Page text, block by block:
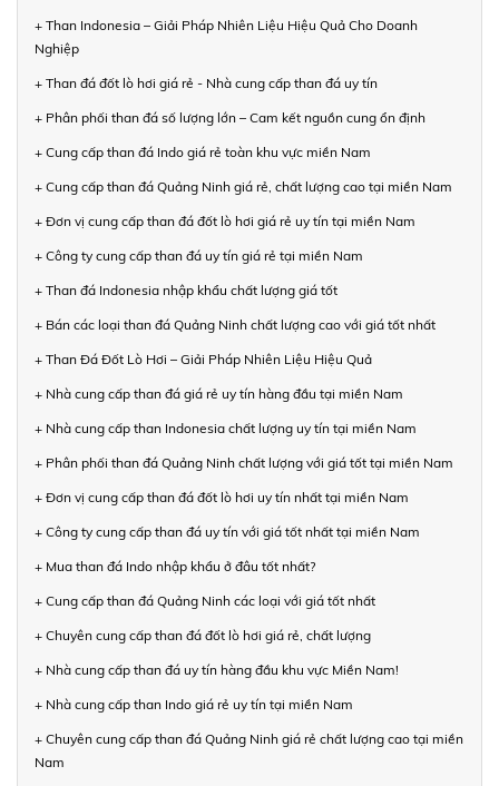
+ Than Indonesia – Giải Pháp Nhiên Liệu Hiệu Quả Cho Doanh
Nghiệp
+ Than đá đốt lò hơi giá rẻ - Nhà cung cấp than đá uy tín
+ Phân phối than đá số lượng lớn – Cam kết nguồn cung ổn định
+ Cung cấp than đá Indo giá rẻ toàn khu vực miền Nam
+ Cung cấp than đá Quảng Ninh giá rẻ, chất lượng cao tại miền Nam
+ Đơn vị cung cấp than đá đốt lò hơi giá rẻ uy tín tại miền Nam
+ Công ty cung cấp than đá uy tín giá rẻ tại miền Nam
+ Than đá Indonesia nhập khẩu chất lượng giá tốt
+ Bán các loại than đá Quảng Ninh chất lượng cao với giá tốt nhất
+ Than Đá Đốt Lò Hơi – Giải Pháp Nhiên Liệu Hiệu Quả
+ Nhà cung cấp than đá giá rẻ uy tín hàng đầu tại miền Nam
+ Nhà cung cấp than Indonesia chất lượng uy tín tại miền Nam
+ Phân phối than đá Quảng Ninh chất lượng với giá tốt tại miền Nam
+ Đơn vị cung cấp than đá đốt lò hơi uy tín nhất tại miền Nam
+ Công ty cung cấp than đá uy tín với giá tốt nhất tại miền Nam
+ Mua than đá Indo nhập khẩu ở đâu tốt nhất?
+ Cung cấp than đá Quảng Ninh các loại với giá tốt nhất
+ Chuyên cung cấp than đá đốt lò hơi giá rẻ, chất lượng
+ Nhà cung cấp than đá uy tín hàng đầu khu vực Miền Nam!
+ Nhà cung cấp than Indo giá rẻ uy tín tại miền Nam
+ Chuyên cung cấp than đá Quảng Ninh giá rẻ chất lượng cao tại miền
Nam